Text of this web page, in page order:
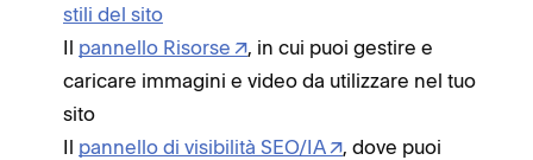
stili del sito
Il pannello Risorse
, in cui puoi gestire e
caricare immagini e video da utilizzare nel tuo
sito
Il pannello di visibilità SEO/IA
, dove puoi